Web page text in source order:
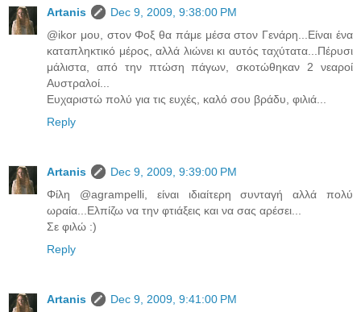
Artanis
Dec 9, 2009, 9:38:00 PM
@ikor μου, στον Φοξ θα πάμε μέσα στον Γενάρη...Είναι ένα
καταπληκτικό μέρος, αλλά λιώνει κι αυτός ταχύτατα...Πέρυσι
μάλιστα, από την πτώση πάγων, σκοτώθηκαν 2 νεαροί
Αυστραλοί...
Ευχαριστώ πολύ για τις ευχές, καλό σου βράδυ, φιλιά...
Reply
Artanis
Dec 9, 2009, 9:39:00 PM
Φίλη @agrampelli, είναι ιδιαίτερη συνταγή αλλά πολύ
ωραία...Ελπίζω να την φτιάξεις και να σας αρέσει...
Σε φιλώ :)
Reply
Artanis Dec 9, 2009, 9:41:00 PM